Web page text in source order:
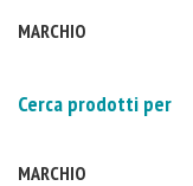
MARCHIO
Cerca prodotti per
MARCHIO